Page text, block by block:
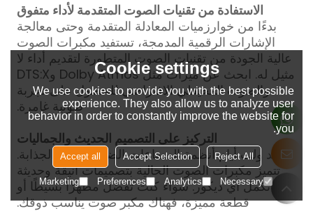
الاستفادة من تقنيات الصوت المتقدمة لأداء متفوق
بدءًا من خوارزميات المعادلة المتقدمة وحتى معالجة
الإشارات الرقمية المدمجة، تستفيد مكبرات الصوت
عالية الجودة من تقنيات الصوت المتطورة لتقديم أداء لا
مثيل له. ابحث عن ميزات مثل Dolby Atmos وDTS:X
والصوت المحيطي الافتراضي للحصول على تجربة
صوتية غامرة.
التركيز على التصميم الحديث والجماليات
لقد ولت أيام أنظمة السماعات الضخمة وغير الجذابة.
تتميز مكبرات الصوت الحالية بتصميمات أنيقة وحديثة
تكمل أي ديكور. سواء كنت تفضل مظهرًا بسيطًا أو
قطعة مميزة، فهناك مكبر صوت يناسب ذوقك.
Cookie settings
We use cookies to provide you with the best possible
experience. They also allow us to analyze user
behavior in order to constantly improve the website for
you.
Reject All
Accept Selection
Accept all
Necessary
Analytics
Preferences
Marketing